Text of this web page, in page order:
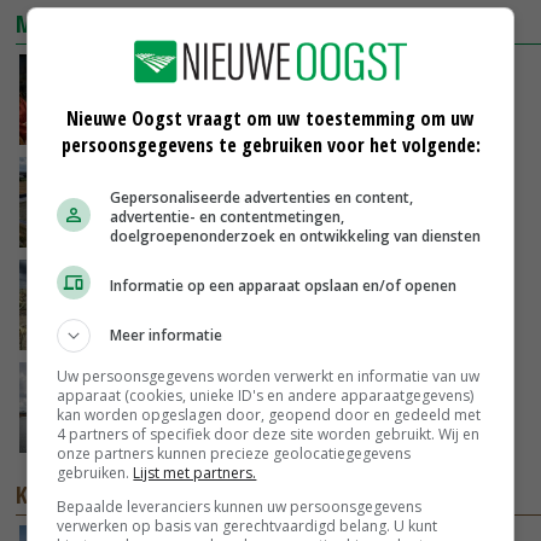
MEEST GELEZEN
Ministerie zoekt tweehonderd agrariërs die
GISTEREN, 11:34
‘Bassin afgelopen week al leeg’
06-08-2026
‘De eerste 10 ton van de uienoogst zijn we nu
06-08-2026
Koeien van enige drijvende boerderij ter
wereld zijn te koop
06-08-2026
KENNISPARTNERS
Nieuwe Oogst vraagt om uw toestemming om uw
persoonsgegevens te gebruiken voor het volgende:
Gepersonaliseerde advertenties en content,
advertentie- en contentmetingen,
doelgroepenonderzoek en ontwikkeling van diensten
Informatie op een apparaat opslaan en/of openen
Meer informatie
Uw persoonsgegevens worden verwerkt en informatie van uw
apparaat (cookies, unieke ID's en andere apparaatgegevens)
kan worden opgeslagen door, geopend door en gedeeld met
4 partners of specifiek door deze site worden gebruikt. Wij en
onze partners kunnen precieze geolocatiegegevens
gebruiken. Lijst met partners.
Bepaalde leveranciers kunnen uw persoonsgegevens
verwerken op basis van gerechtvaardigd belang. U kunt